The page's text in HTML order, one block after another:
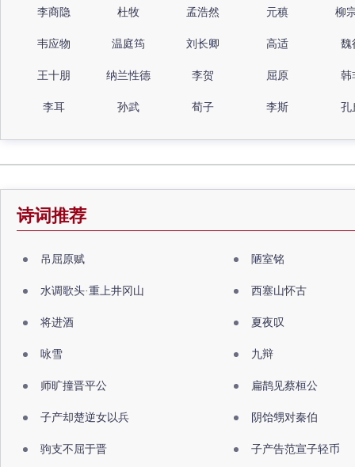
李商隐 杜牧 孟浩然 元稹 柳
韦应物 温庭筠 刘长卿 高适 魏
王十朋 纳兰性德 李贺 屈原 韩
李耳 孙武 荀子 李斯 孔
诗词推荐
吊屈原赋 陋室铭
水调歌头·重上井冈山 西塞山怀古
将进酒 夏夜叹
咏雪 九辩
师旷撞晋平公 扁鹊见蔡桓公
子产却楚逆女以兵 阴饴甥对秦伯
驹支不屈于晋 子产告范宣子轻币